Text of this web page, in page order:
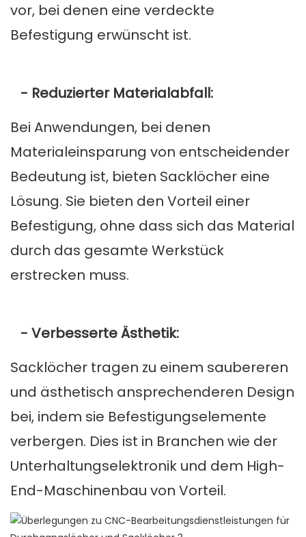
vor, bei denen eine verdeckte
Befestigung erwünscht ist.
- Reduzierter Materialabfall:
Bei Anwendungen, bei denen
Materialeinsparung von entscheidender
Bedeutung ist, bieten Sacklöcher eine
Lösung. Sie bieten den Vorteil einer
Befestigung, ohne dass sich das Material
durch das gesamte Werkstück
erstrecken muss.
- Verbesserte Ästhetik:
Sacklöcher tragen zu einem saubereren
und ästhetisch ansprechenderen Design
bei, indem sie Befestigungselemente
verbergen. Dies ist in Branchen wie der
Unterhaltungselektronik und dem High-
End-Maschinenbau von Vorteil.